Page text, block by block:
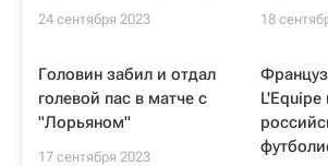
24 сентября 2023 18
Головин забил и отдал
голевой пас в матче с
"Лорьяном"
17 сентября 2023
L'Equipe